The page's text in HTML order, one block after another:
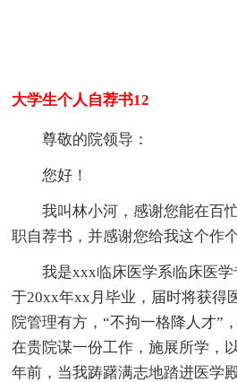
大学生个人自荐书12
尊敬的院领导：
您好！
我叫林小河，感谢您能在百
职自荐书，并感谢您给我这个作
我是xxx临床医学系临床医
于20xx年xx月毕业，届时将获得
院管理有方，“不拘一格降人才”
在贵院谋一份工作，施展所学，
年前，当我踌躇满志地踏进医学